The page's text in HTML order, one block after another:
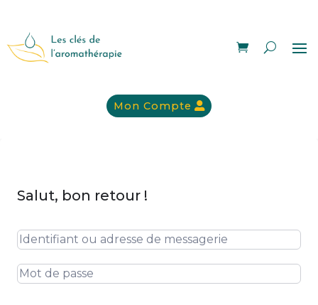
Mon Compte
Salut, bon retour !